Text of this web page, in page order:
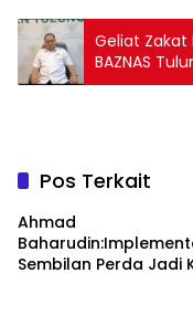
Geliat Zakat
BAZNAS
Sarjana
Pos Terkait
Ahmad
Sembilan Perda Jadi